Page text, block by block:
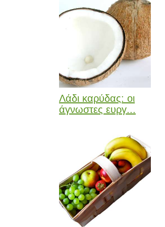
Λάδι καρύδας: οι
άγνωστες ευργ...